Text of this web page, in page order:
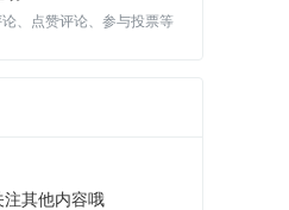
、点赞评论、参与投票等
注其他内容哦